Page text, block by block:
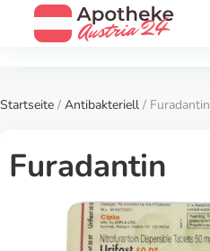
Startseite / Antibakteriell / Furadantin
Furadantin